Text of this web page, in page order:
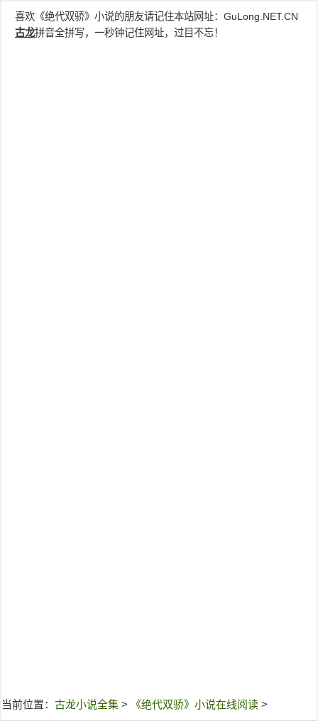
喜欢《绝代双骄》小说的朋友请记住本站网址： GuLong.NET.CN
古龙拼音全拼写，一秒钟记住网址，过目不忘！
当前位置： 古龙小说全集 > 《绝代双骄》小说在线阅读 >